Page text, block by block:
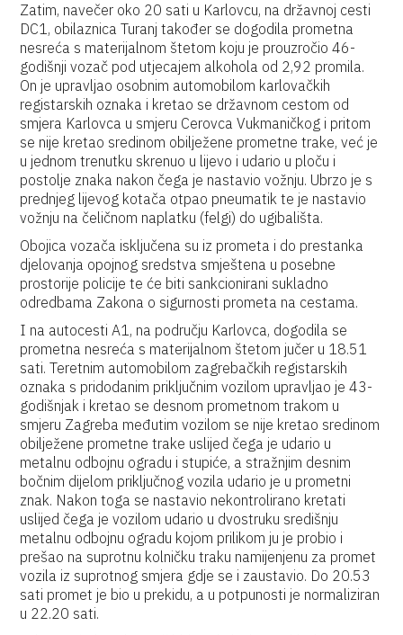
Zatim, navečer oko 20 sati u Karlovcu, na državnoj cesti
DC1, obilaznica Turanj također se dogodila prometna
nesreća s materijalnom štetom koju je prouzročio 46-
godišnji vozač pod utjecajem alkohola od 2,92 promila.
On je upravljao osobnim automobilom karlovačkih
registarskih oznaka i kretao se državnom cestom od
smjera Karlovca u smjeru Cerovca Vukmaničkog i pritom
se nije kretao sredinom obilježene prometne trake, već je
u jednom trenutku skrenuo u lijevo i udario u ploču i
postolje znaka nakon čega je nastavio vožnju. Ubrzo je s
prednjeg lijevog kotača otpao pneumatik te je nastavio
vožnju na čeličnom naplatku (felgi) do ugibališta.
Obojica vozača isključena su iz prometa i do prestanka
djelovanja opojnog sredstva smještena u posebne
prostorije policije te će biti sankcionirani sukladno
odredbama Zakona o sigurnosti prometa na cestama.
I na autocesti A1, na području Karlovca, dogodila se
prometna nesreća s materijalnom štetom jučer u 18.51
sati. Teretnim automobilom zagrebačkih registarskih
oznaka s pridodanim priključnim vozilom upravljao je 43-
godišnjak i kretao se desnom prometnom trakom u
smjeru Zagreba međutim vozilom se nije kretao sredinom
obilježene prometne trake uslijed čega je udario u
metalnu odbojnu ogradu i stupiće, a stražnjim desnim
bočnim dijelom priključnog vozila udario je u prometni
znak. Nakon toga se nastavio nekontrolirano kretati
uslijed čega je vozilom udario u dvostruku središnju
metalnu odbojnu ogradu kojom prilikom ju je probio i
prešao na suprotnu kolničku traku namijenjenu za promet
vozila iz suprotnog smjera gdje se i zaustavio. Do 20.53
sati promet je bio u prekidu, a u potpunosti je normaliziran
u 22.20 sati.